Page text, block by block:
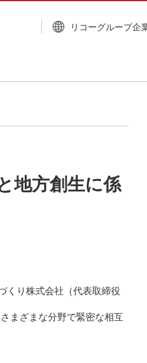
リコーグループ企
地方創生に係
くり株式会社（代表取締役
まざまな分野で緊密な相互